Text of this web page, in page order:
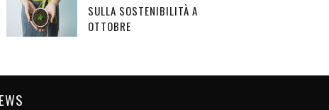
SULLA SOSTENIBILITÀ A
OTTOBRE